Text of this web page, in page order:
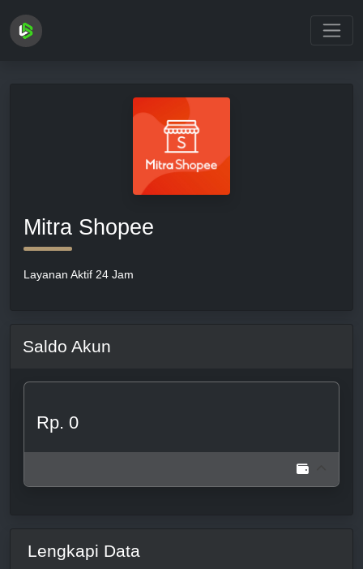
Mitra Shopee
Layanan Aktif 24 Jam
Saldo Akun
Rp. 0
Lengkapi Data